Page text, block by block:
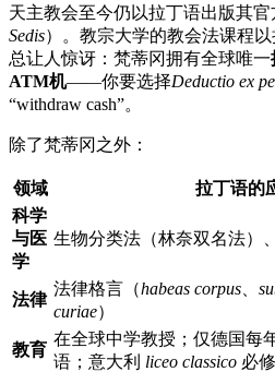
天主教会至今仍以拉丁语出版其官
Sedis）。教宗大学的教会法课程
总让人惊讶：梵蒂冈拥有全球唯一
ATM机——你要选择Deductio ex
“withdraw cash”。
除了梵蒂冈之外：
领域
拉丁语的
科学
与医
学
生物分类法（林奈双名法）
法律
法律格言（habeas corpus
curiae）
教育
在全球中学教授；仅德国每
语；意大利 liceo classico 必